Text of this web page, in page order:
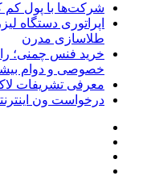
شرکت‌ها با پول کم
اپراتوری دستگاه
طلاسازی مدرن
خرید فنس چمنی؛
خصوصی و دوام
معرفی تشریفات
درخواست ون